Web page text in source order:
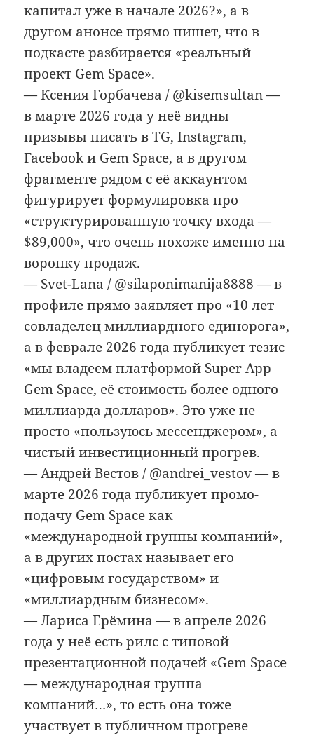
капитал уже в начале 2026?», а в
другом анонсе прямо пишет, что в
подкасте разбирается «реальный
проект Gem Space».
— Ксения Горбачева / @kisemsultan —
в марте 2026 года у неё видны
призывы писать в TG, Instagram,
Facebook и Gem Space, а в другом
фрагменте рядом с её аккаунтом
фигурирует формулировка про
«структурированную точку входа —
$89,000», что очень похоже именно на
воронку продаж.
— Svet-Lana / @silaponimanija8888 — в
профиле прямо заявляет про «10 лет
совладелец миллиардного единорога»,
а в феврале 2026 года публикует тезис
«мы владеем платформой Super App
Gem Space, её стоимость более одного
миллиарда долларов». Это уже не
просто «пользуюсь мессенджером», а
чистый инвестиционный прогрев.
— Андрей Вестов / @andrei_vestov — в
марте 2026 года публикует промо-
подачу Gem Space как
«международной группы компаний»,
а в других постах называет его
«цифровым государством» и
«миллиардным бизнесом».
— Лариса Ерёмина — в апреле 2026
года у неё есть рилс с типовой
презентационной подачей «Gem Space
— международная группа
компаний…», то есть она тоже
участвует в публичном прогреве